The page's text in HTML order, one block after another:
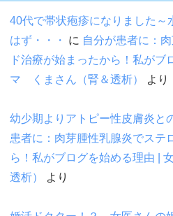
40代で帯状疱疹になりました～
はず・・・
に 自分が患者に：
ド治療が始まったから！私がブ
マ くまさん（腎＆透析）
より
幼少期よりアトピー性皮膚炎と
患者に：肉芽腫性乳腺炎でステ
ら！私がブログを始める理由 |
透析）
より